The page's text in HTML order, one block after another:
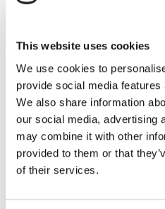
This website uses cookies
We use cookies to
provide social media
We also share information
our social media, advertising
may combine it with other
provided to them or that
of their services.
例，请填写下方表格，即可下
Pleaseaccept cookiesto see